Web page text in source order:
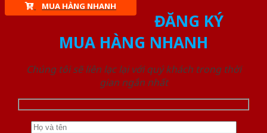
MUA HÀNG NHANH
ĐĂNG KÝ
MUA HÀNG NHANH
Chúng tôi sẽ liên lạc lại với quý khách trong thời
gian ngắn nhất